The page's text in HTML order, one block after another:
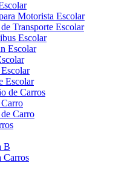
Motorista Escolar
Transporte Escolar
Escolar
Escolar
Escolar
de Carros
Carro
B
Carros